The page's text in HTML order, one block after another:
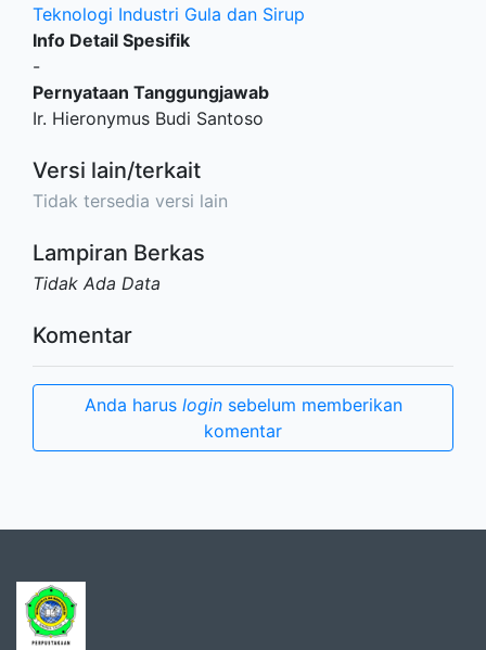
Teknologi Industri Gula dan Sirup
Info Detail Spesifik
-
Pernyataan Tanggungjawab
Ir. Hieronymus Budi Santoso
Versi lain/terkait
Tidak tersedia versi lain
Lampiran Berkas
Tidak Ada Data
Komentar
Anda harus loginsebelum memberikan
komentar